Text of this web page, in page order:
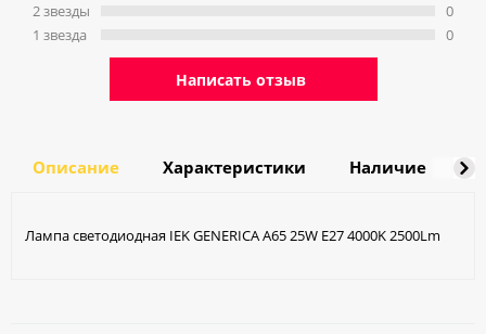
2 звeзды
1 звeзда
0
0
Написать отзыв
Описание Характеристики Наличие
Лампа светодиодная IEK GENERICA A65 25W E27 4000K 2500Lm